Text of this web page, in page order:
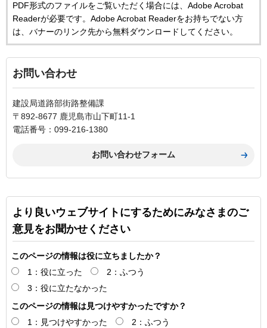
PDF形式のファイルをご覧いただく場合には、Adobe Acrobat
Readerが必要です。Adobe Acrobat Readerをお持ちでない方
は、バナーのリンク先から無料ダウンロードしてください。
お問い合わせ
建設局道路部街路整備課
〒892-8677 鹿児島市山下町11-1
電話番号：099-216-1380
より良いウェブサイトにするためにみなさまのご
意見をお聞かせください
このページの情報は役に立ちましたか？
1：役に立った
2：ふつう
3：役に立たなかった
このページの情報は見つけやすかったですか？
1：見つけやすかった
2：ふつう